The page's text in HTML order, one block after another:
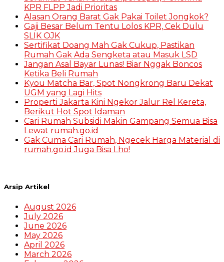
KPR FLPP Jadi Prioritas
Alasan Orang Barat Gak Pakai Toilet Jongkok?
Gaji Besar Belum Tentu Lolos KPR, Cek Dulu
SLIK OJK
Sertifikat Doang Mah Gak Cukup, Pastikan
Rumah Gak Ada Sengketa atau Masuk LSD
Jangan Asal Bayar Lunas! Biar Nggak Boncos
Ketika Beli Rumah
Kyou Matcha Bar, Spot Nongkrong Baru Dekat
UGM yang Lagi Hits
Properti Jakarta Kini Ngekor Jalur Rel Kereta,
Berikut Hot Spot Idaman
Cari Rumah Subsidi Makin Gampang Semua Bisa
Lewat rumah.go.id
Gak Cuma Cari Rumah, Ngecek Harga Material di
rumah.go.id Juga Bisa Lho!
Arsip Artikel
August 2026
July 2026
June 2026
May 2026
April 2026
March 2026